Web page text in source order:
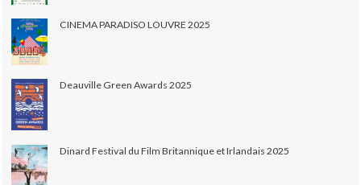
CINEMA PARADISO LOUVRE 2025
Deauville Green Awards 2025
Dinard Festival du Film Britannique et Irlandais 2025